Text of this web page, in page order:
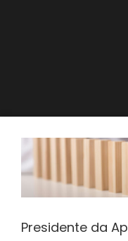
Presidente da